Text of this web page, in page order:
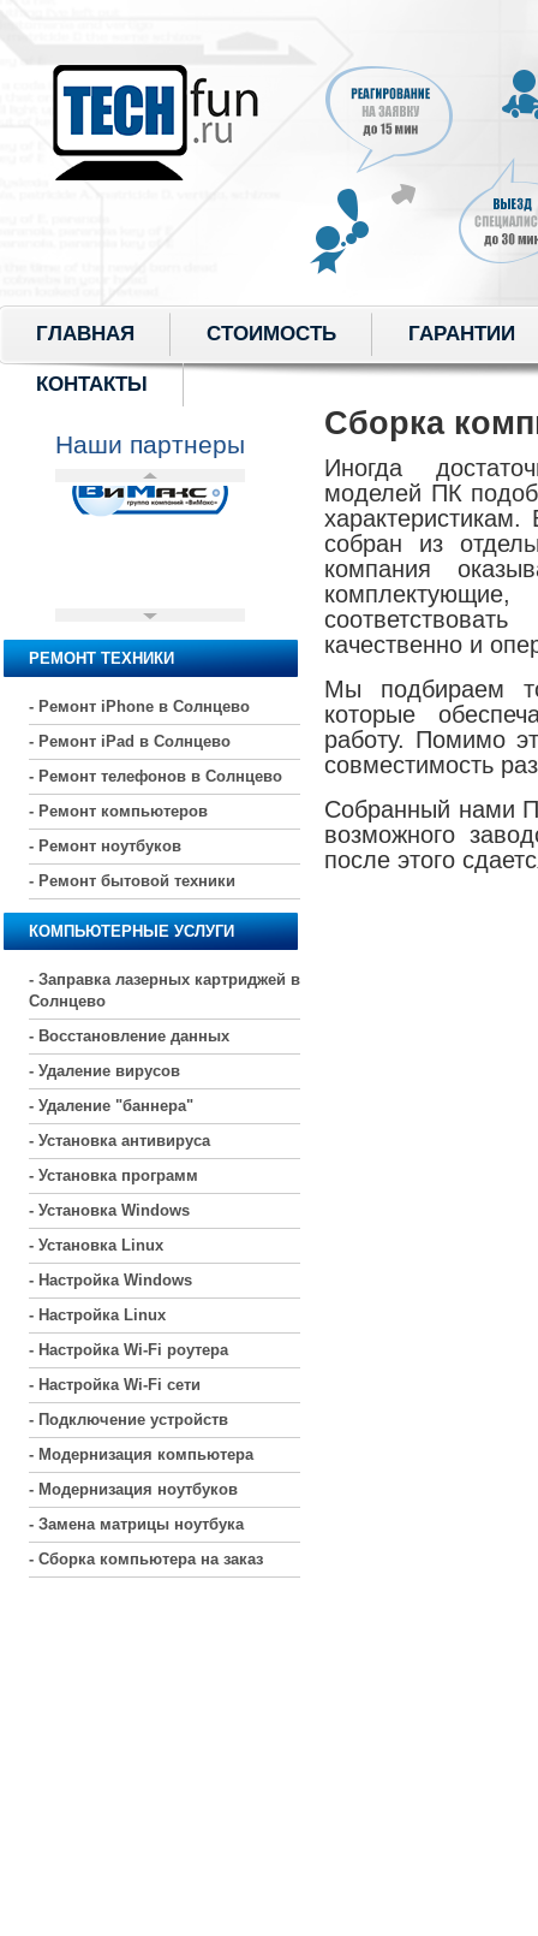
ГЛАВНАЯ СТОИМОСТЬ ГАРАНТИИ
КОНТАКТЫ
Наши партнеры
РЕМОНТ ТЕХНИКИ
- Ремонт iPhone в Солнцево
- Ремонт iPad в Солнцево
- Ремонт телефонов в Солнцево
- Ремонт компьютеров
- Ремонт ноутбуков
- Ремонт бытовой техники
КОМПЬЮТЕРНЫЕ УСЛУГИ
- Заправка лазерных картриджей в
Солнцево
- Восстановление данных
- Удаление вирусов
- Удаление "баннера"
- Установка антивируса
- Установка программ
- Установка Windows
- Установка Linux
- Настройка Windows
- Настройка Linux
- Настройка Wi-Fi роутера
- Настройка Wi-Fi сети
- Подключение устройств
- Модернизация компьютера
- Модернизация ноутбуков
- Замена матрицы ноутбука
- Сборка компьютера на заказ
Сборка
Иногда
моделей ПК
собран из
компания
качественно и
Мы подбираем
которые
работу. Помимо
совместимость
Собранный нами
возможного
после этого